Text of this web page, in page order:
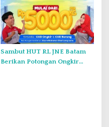
Sambut HUT RI, JNE Batam
Berikan Potongan Ongkir